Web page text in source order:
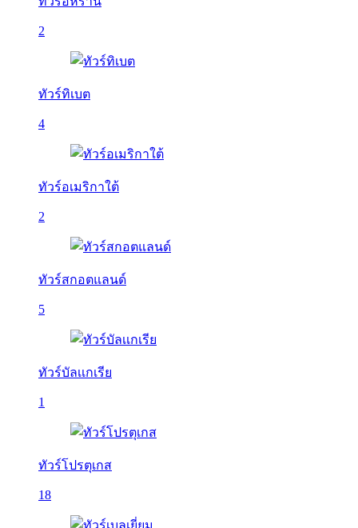
2
ทัวร์ทิเบต
4
ทัวร์อเมริกาใต้
2
ทัวร์สกอตแลนด์
5
ทัวร์บัลเเกเรีย
1
ทัวร์โปรตุเกส
18